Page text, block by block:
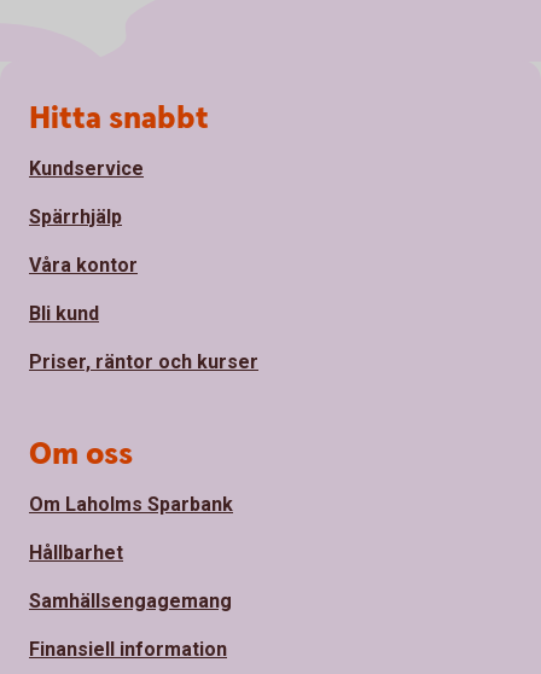
Sidfot
Hitta snabbt
Kundservice
Spärrhjälp
Våra kontor
Bli kund
Priser, räntor och kurser
Om oss
Om Laholms Sparbank
Hållbarhet
Samhällsengagemang
Finansiell information